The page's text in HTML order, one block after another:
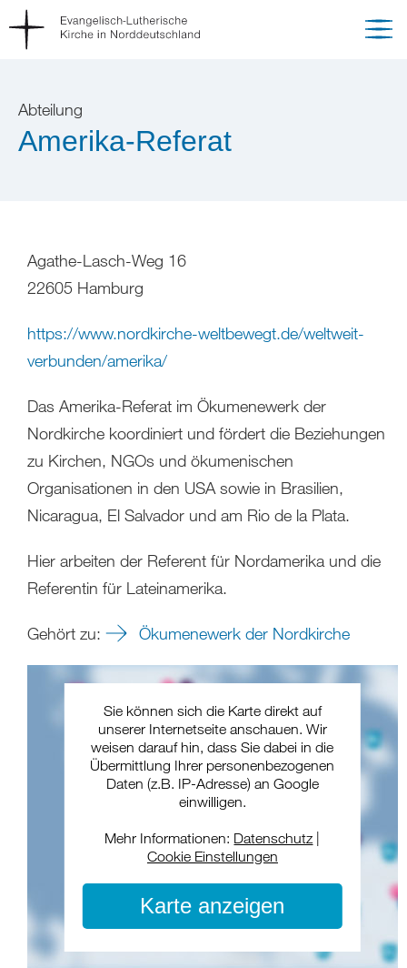
Abteilung
Amerika-Referat
Agathe-Lasch-Weg 16
22605 Hamburg
https://www.nordkirche-weltbewegt.de/weltweit-
verbunden/amerika/
Das Amerika-Referat im Ökumenewerk der
Nordkirche koordiniert und fördert die Beziehungen
zu Kirchen, NGOs und ökumenischen
Organisationen in den USA sowie in Brasilien,
Nicaragua, El Salvador und am Rio de la Plata.
Hier arbeiten der Referent für Nordamerika und die
Referentin für Lateinamerika.
Gehört zu: Ökumenewerk der Nordkirche
Sie können sich die Karte direkt auf
unserer Internetseite anschauen. Wir
weisen darauf hin, dass Sie dabei in die
Übermittlung Ihrer personenbezogenen
Daten (z.B. IP-Adresse) an Google
einwilligen.
Mehr Informationen: Datenschutz
Cookie Einstellungen
Karte anzeigen